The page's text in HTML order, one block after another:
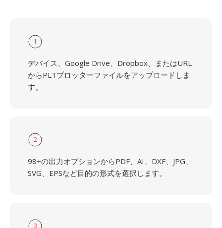
1
デバイス、Google Drive、Dropbox、またはURL
からPLTプロッターファイルをアップロードしま
す。
2
98+の出力オプションからPDF、AI、DXF、JPG、
SVG、EPSなど目的の形式を選択します。
3